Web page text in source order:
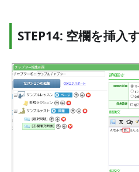
STEP14: 空欄を挿入